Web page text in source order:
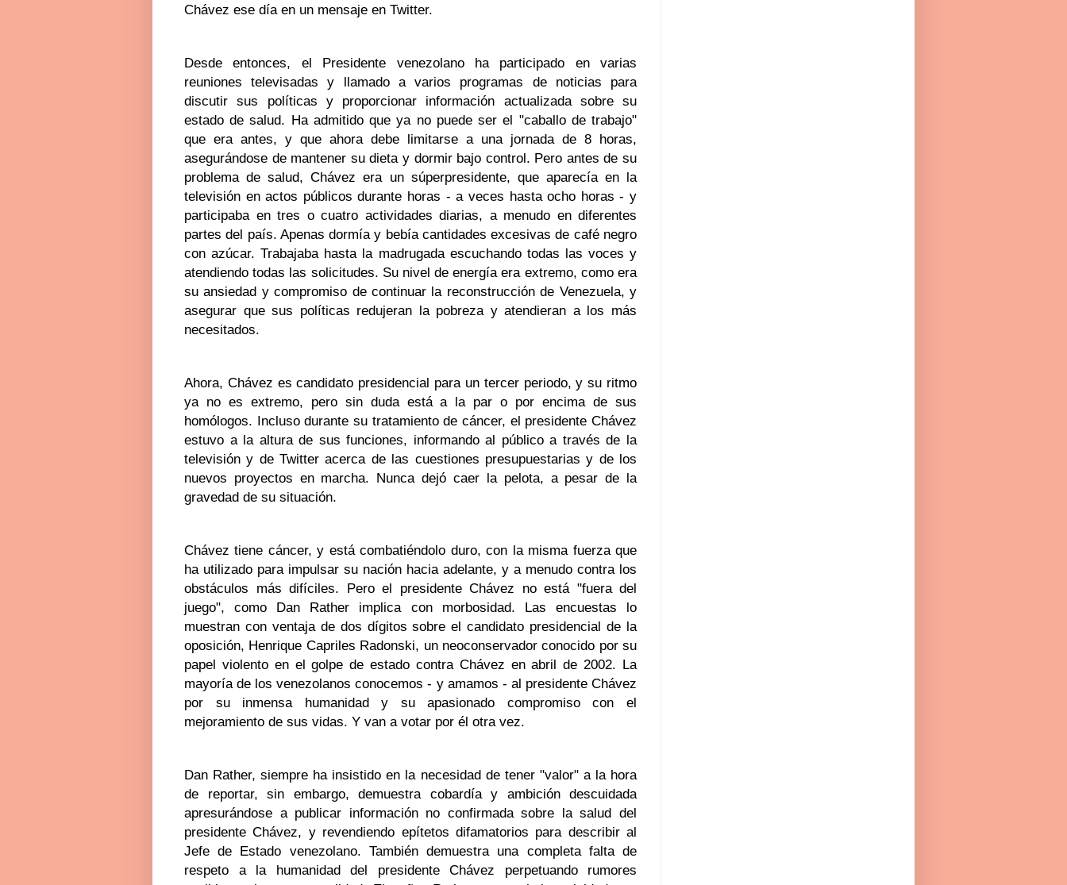
Chávez ese día en un mensaje en Twitter.
Desde entonces, el Presidente venezolano ha participado en varias
reuniones televisadas y llamado a varios programas de noticias para
discutir sus políticas y proporcionar información actualizada sobre su
estado de salud. Ha admitido que ya no puede ser el "caballo de trabajo"
que era antes, y que ahora debe limitarse a una jornada de 8 horas,
asegurándose de mantener su dieta y dormir bajo control. Pero antes de su
problema de salud, Chávez era un súperpresidente, que aparecía en la
televisión en actos públicos durante horas - a veces hasta ocho horas - y
participaba en tres o cuatro actividades diarias, a menudo en diferentes
partes del país. Apenas dormía y bebía cantidades excesivas de café negro
con azúcar. Trabajaba hasta la madrugada escuchando todas las voces y
atendiendo todas las solicitudes. Su nivel de energía era extremo, como era
su ansiedad y compromiso de continuar la reconstrucción de Venezuela, y
asegurar que sus políticas redujeran la pobreza y atendieran a los más
necesitados.
Ahora, Chávez es candidato presidencial para un tercer periodo, y su ritmo
ya no es extremo, pero sin duda está a la par o por encima de sus
homólogos. Incluso durante su tratamiento de cáncer, el presidente Chávez
estuvo a la altura de sus funciones, informando al público a través de la
televisión y de Twitter acerca de las cuestiones presupuestarias y de los
nuevos proyectos en marcha. Nunca dejó caer la pelota, a pesar de la
gravedad de su situación.
Chávez tiene cáncer, y está combatiéndolo duro, con la misma fuerza que
ha utilizado para impulsar su nación hacia adelante, y a menudo contra los
obstáculos más difíciles. Pero el presidente Chávez no está "fuera del
juego", como Dan Rather implica con morbosidad. Las encuestas lo
muestran con ventaja de dos dígitos sobre el candidato presidencial de la
oposición, Henrique Capriles Radonski, un neoconservador conocido por su
papel violento en el golpe de estado contra Chávez en abril de 2002. La
mayoría de los venezolanos conocemos - y amamos - al presidente Chávez
por su inmensa humanidad y su apasionado compromiso con el
mejoramiento de sus vidas. Y van a votar por él otra vez.
Dan Rather, siempre ha insistido en la necesidad de tener "valor" a la hora
de reportar, sin embargo, demuestra cobardía y ambición descuidada
apresurándose a publicar información no confirmada sobre la salud del
presidente Chávez, y revendiendo epítetos difamatorios para describir al
Jefe de Estado venezolano. También demuestra una completa falta de
respeto a la humanidad del presidente Chávez perpetuando rumores